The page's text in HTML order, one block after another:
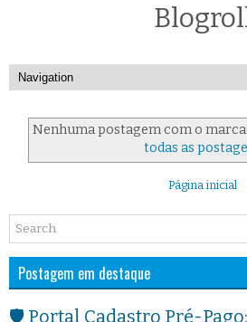
Nenhuma postagem com o
todas as
Página inicial
Postagem em destaque
🛡️ Portal Cadastro Pré-